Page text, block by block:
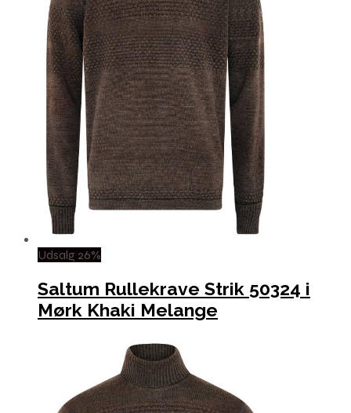
Udsalg 26%
Saltum Rullekrave Strik 50324 i
Mørk Khaki Melange